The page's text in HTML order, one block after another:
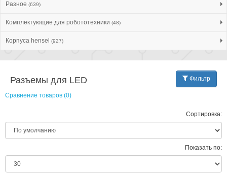
Разное (639)
Комплектующие для робототехники (48)
Корпуса hensel (927)
Фильтр
Разъемы для LED
Сравнение товаров (0)
Сортировка:
Показать по: